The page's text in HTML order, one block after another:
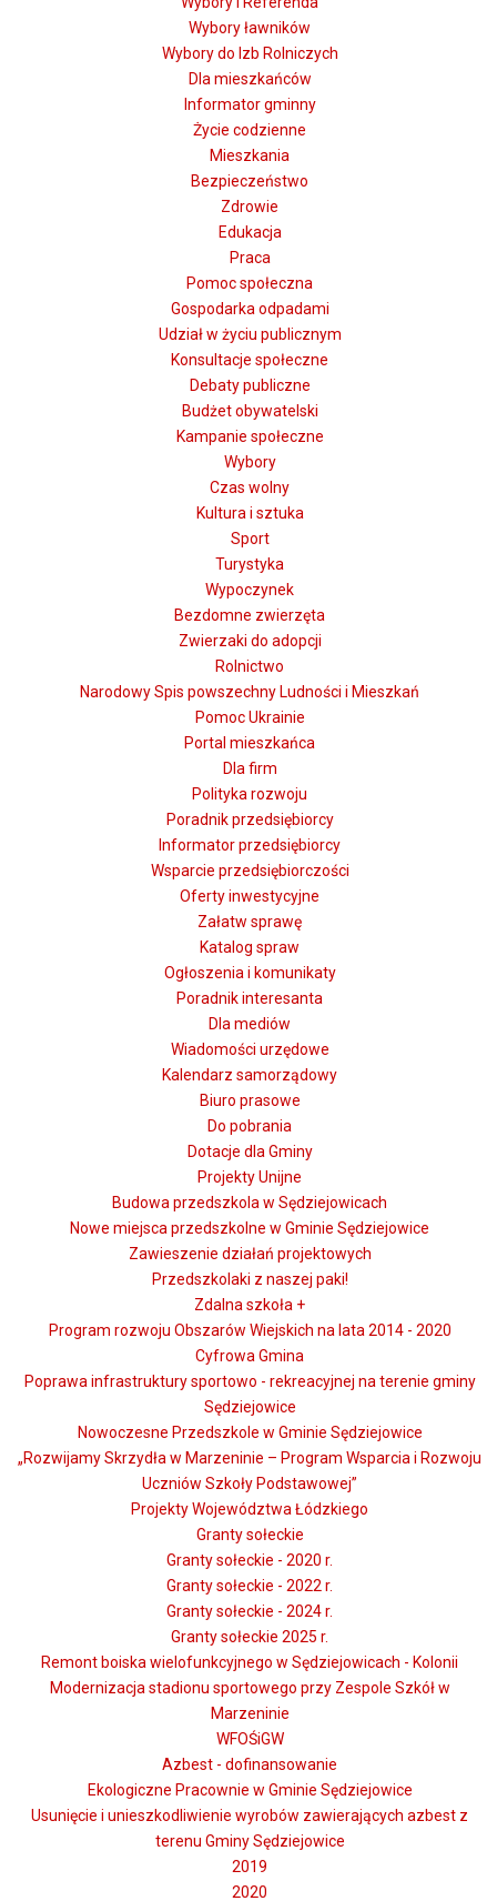
Wybory ławników
Wybory do Izb Rolniczych
Dla mieszkańców
Informator gminny
Życie codzienne
Mieszkania
Bezpieczeństwo
Zdrowie
Edukacja
Praca
Pomoc społeczna
Gospodarka odpadami
Udział w życiu publicznym
Konsultacje społeczne
Debaty publiczne
Budżet obywatelski
Kampanie społeczne
Wybory
Czas wolny
Kultura i sztuka
Sport
Turystyka
Wypoczynek
Bezdomne zwierzęta
Zwierzaki do adopcji
Rolnictwo
Narodowy Spis powszechny Ludności i Mieszkań
Pomoc Ukrainie
Portal mieszkańca
Dla firm
Polityka rozwoju
Poradnik przedsiębiorcy
Informator przedsiębiorcy
Wsparcie przedsiębiorczości
Oferty inwestycyjne
Załatw sprawę
Katalog spraw
Ogłoszenia i komunikaty
Poradnik interesanta
Dla mediów
Wiadomości urzędowe
Kalendarz samorządowy
Biuro prasowe
Do pobrania
Dotacje dla Gminy
Projekty Unijne
Budowa przedszkola w Sędziejowicach
Nowe miejsca przedszkolne w Gminie Sędziejowice
Zawieszenie działań projektowych
Przedszkolaki z naszej paki!
Zdalna szkoła +
Program rozwoju Obszarów Wiejskich na lata 2014 - 2020
Cyfrowa Gmina
Poprawa infrastruktury sportowo - rekreacyjnej na terenie gminy
Sędziejowice
Nowoczesne Przedszkole w Gminie Sędziejowice
„Rozwijamy Skrzydła w Marzeninie – Program Wsparcia i Rozwoju
Uczniów Szkoły Podstawowej”
Projekty Województwa Łódzkiego
Granty sołeckie
Granty sołeckie - 2020 r.
Granty sołeckie - 2022 r.
Granty sołeckie - 2024 r.
Granty sołeckie 2025 r.
Remont boiska wielofunkcyjnego w Sędziejowicach - Kolonii
Modernizacja stadionu sportowego przy Zespole Szkół w
Marzeninie
WFOŚiGW
Azbest - dofinansowanie
Ekologiczne Pracownie w Gminie Sędziejowice
Usunięcie i unieszkodliwienie wyrobów zawierających azbest z
terenu Gminy Sędziejowice
2019
2020